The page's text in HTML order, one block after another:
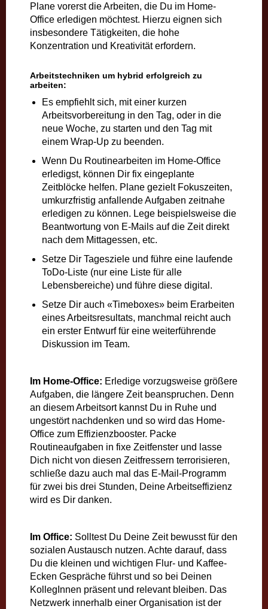
Plane vorerst die Arbeiten, die Du im Home-
Office erledigen möchtest. Hierzu eignen sich
insbesondere Tätigkeiten, die hohe
Konzentration und Kreativität erfordern.
Arbeitstechniken um hybrid erfolgreich zu
arbeiten:
Es empfiehlt sich, mit einer kurzen
Arbeitsvorbereitung in den Tag, oder in die
neue Woche, zu starten und den Tag mit
einem Wrap-Up zu beenden.
Wenn Du Routinearbeiten im Home-Office
erledigst, können Dir fix eingeplante
Zeitblöcke helfen. Plane gezielt Fokuszeiten,
umkurzfristig anfallende Aufgaben zeitnahe
erledigen zu können. Lege beispielsweise die
Beantwortung von E-Mails auf die Zeit direkt
nach dem Mittagessen, etc.
Setze Dir Tagesziele und führe eine laufende
ToDo-Liste (nur eine Liste für alle
Lebensbereiche) und führe diese digital.
Setze Dir auch «Timeboxes» beim Erarbeiten
eines Arbeitsresultats, manchmal reicht auch
ein erster Entwurf für eine weiterführende
Diskussion im Team.
Im Home-Office: Erledige vorzugsweise größere
Aufgaben, die längere Zeit beanspruchen. Denn
an diesem Arbeitsort kannst Du in Ruhe und
ungestört nachdenken und so wird das Home-
Office zum Effizienzbooster. Packe
Routineaufgaben in fixe Zeitfenster und lasse
Dich nicht von diesen Zeitfressern terrorisieren,
schließe dazu auch mal das E-Mail-Programm
für zwei bis drei Stunden, Deine Arbeitseffizienz
wird es Dir danken.
Im Office: Solltest Du Deine Zeit bewusst für den
sozialen Austausch nutzen. Achte darauf, dass
Du die kleinen und wichtigen Flur- und Kaffee-
Ecken Gespräche führst und so bei Deinen
KollegInnen präsent und relevant bleiben. Das
Netzwerk innerhalb einer Organisation ist der